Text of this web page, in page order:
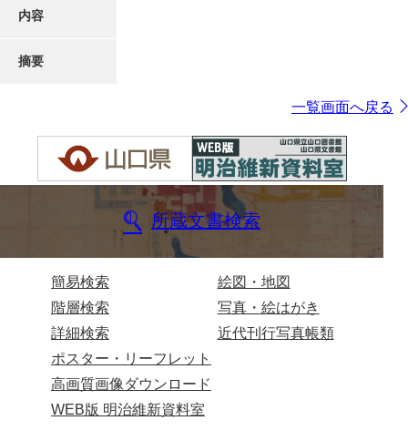
内容
摘要
一覧画面へ戻る
所蔵文書検索
簡易検索
階層検索
詳細検索
絵図・地図
写真・絵はがき
近代刊行写真帳類
ポスター・リーフレット
高画質画像ダウンロード
WEB版 明治維新資料室